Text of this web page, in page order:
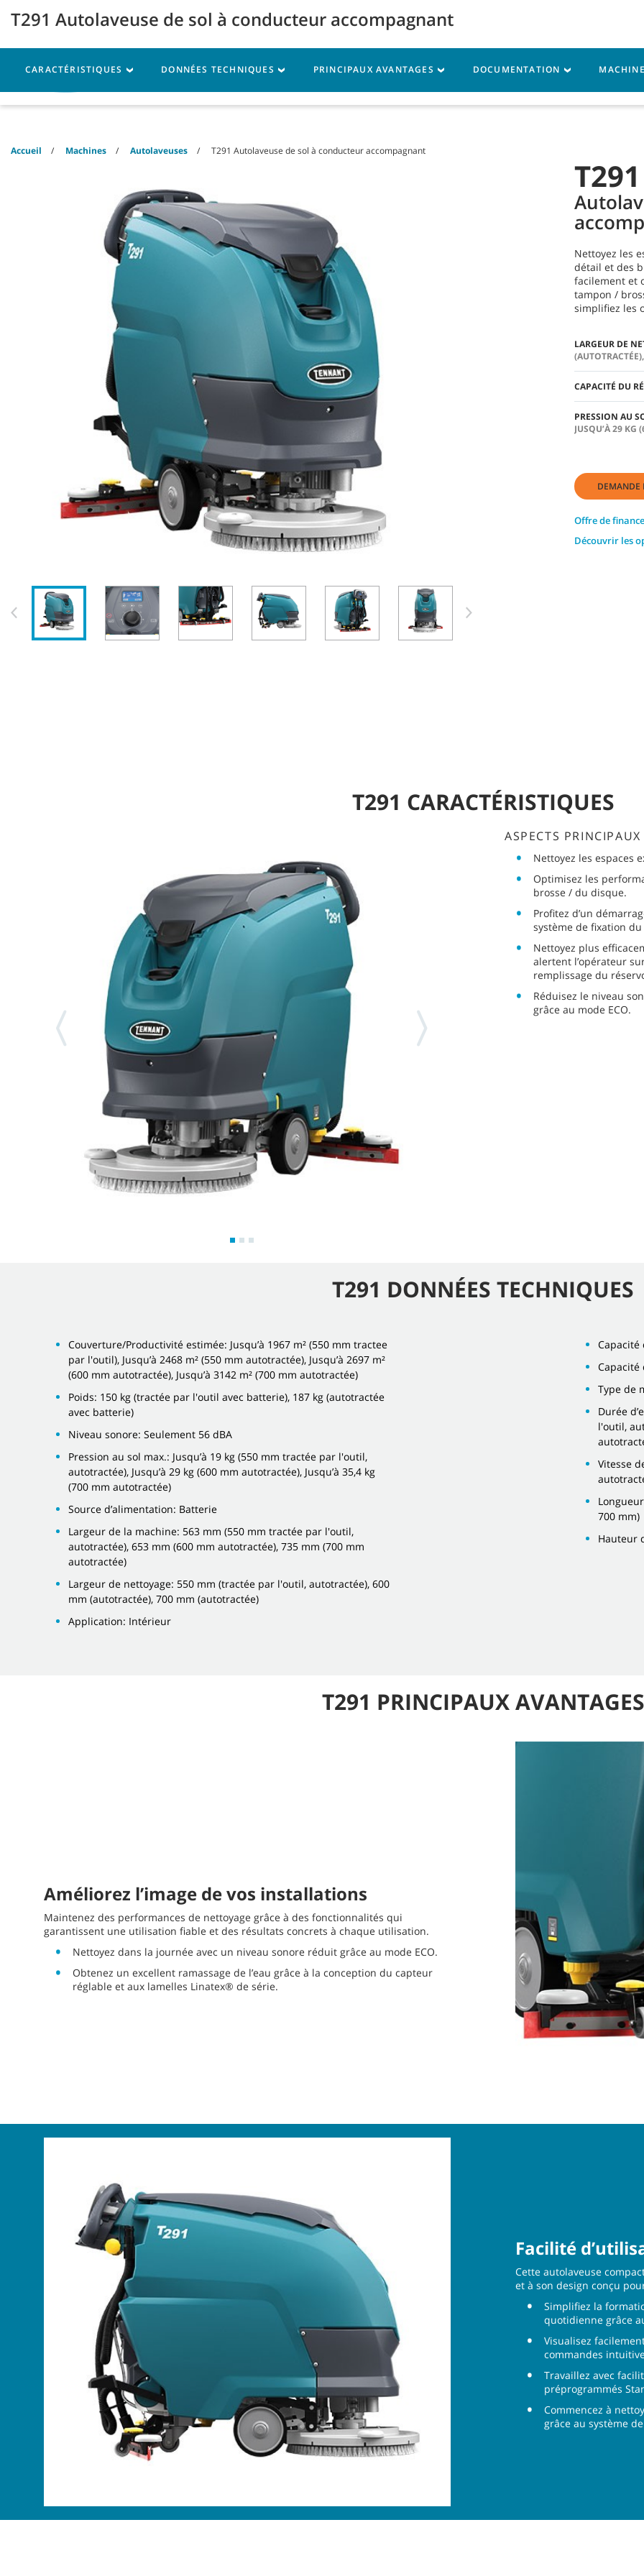
menu
Machines Pièces Service Ressources
Accueil Machines Autolaveuses T291 Autolaveuse de sol à conducteur accompagnant
T291
Nettoyez les
détail et des
facilement et
tampon /
simplifiez les
LARGEUR DE
CAPACITÉ DU
PRESSION AU
JUSQU’À 29 KG
DEMANDE
Offre de
Découvrir les
T291 Autolaveuse de sol à conducteur accompagnant
CARACTÉRISTIQUES DONNÉES TECHNIQUES PRINCIPAUX AVANTAGES DOCUMENTATION
T291 CARACTÉRISTIQUES
ASPECTS
Nettoyez les espaces
Optimisez les
brosse / du disque.
Profitez d’un
système de fixation
Nettoyez plus
alertent l’opérateur
remplissage du
Réduisez le niveau
grâce au mode ECO.
T291 DONNÉES TECHNIQUES
Couverture/Productivité estimée: Jusqu’à 1967 m² (550 mm tractee
par l'outil), Jusqu’à 2468 m² (550 mm autotractée), Jusqu’à 2697 m²
(600 mm autotractée), Jusqu’à 3142 m² (700 mm autotractée)
Poids: 150 kg (tractée par l'outil avec batterie), 187 kg (autotractée
avec batterie)
Niveau sonore: Seulement 56 dBA
Pression au sol max.: Jusqu’à 19 kg (550 mm tractée par l'outil,
autotractée), Jusqu’à 29 kg (600 mm autotractée), Jusqu’à 35,4 kg
(700 mm autotractée)
Source d’alimentation: Batterie
Largeur de la machine: 563 mm (550 mm tractée par l'outil,
autotractée), 653 mm (600 mm autotractée), 735 mm (700 mm
autotractée)
Largeur de nettoyage: 550 mm (tractée par l'outil, autotractée), 600
mm (autotractée), 700 mm (autotractée)
Application: Intérieur
Capacité
Type de
Durée
l'outil,
Vitesse
700 mm)
Hauteur
T291 PRINCIPAUX AVANTAGES
Améliorez l’image de vos installations
Maintenez des performances de nettoyage grâce à des fonctionnalités qui
garantissent une utilisation fiable et des résultats concrets à chaque utilisation.
Nettoyez dans la journée avec un niveau sonore réduit grâce au mode ECO.
Obtenez un excellent ramassage de l’eau grâce à la conception du capteur
réglable et aux lamelles Linatex® de série.
Facilité
Cette autolaveuse
et à son design conçu
Simplifiez la
quotidienne grâce
Visualisez
commandes
Travaillez avec
préprogrammés
Commencez à
grâce au système